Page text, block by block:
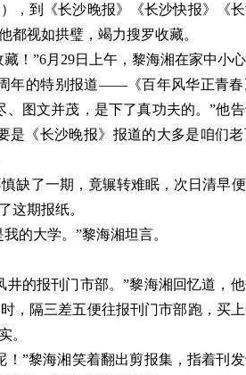
，到《长沙晚报》《长沙快报》《
都视如拱璧，竭力搜罗收藏。
”6月29日上午，黎海湘在家中小
年的特别报道——《百年风华正青春
图文并茂，是下了真功夫的。”他
《长沙晚报》报道的大多是咱们老
了一期，竟辗转难眠，次日清早
这期报纸。
大学。”黎海湘坦言。
的报刊门市部。”黎海湘回忆道，他
，隔三差五便往报刊门市部跑，买
。
黎海湘笑着翻出剪报集，指着刊发